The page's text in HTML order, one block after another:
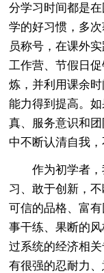
分学习时间都是
学的好习惯，多
员称号，在课外
工作营、节假日
炼，并利用课余
能力得到提高。
真、服务意识和
中不断认清自我
作为初学者
习、敢于创新，
可信的品格、富
事干练、果断的
过系统的经济相
有很强的忍耐力